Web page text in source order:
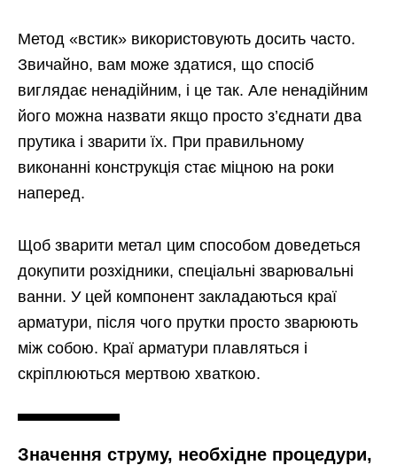
Метод «встик» використовують досить часто.
Звичайно, вам може здатися, що спосіб
виглядає ненадійним, і це так. Але ненадійним
його можна назвати якщо просто з’єднати два
прутика і зварити їх. При правильному
виконанні конструкція стає міцною на роки
наперед.
Щоб зварити метал цим способом доведеться
докупити розхідники, спеціальні зварювальні
ванни. У цей компонент закладаються краї
арматури, після чого прутки просто зварюють
між собою. Краї арматури плавляться і
скріплюються мертвою хваткою.
Значення струму, необхідне процедури,